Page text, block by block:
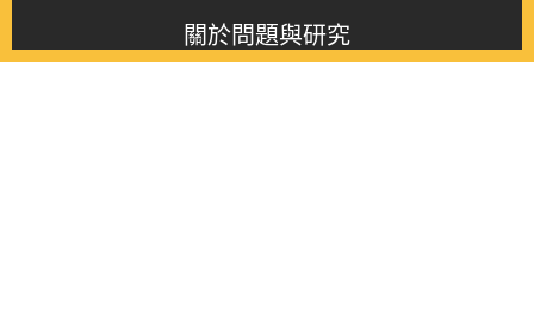
關於問題與研究
About this journal